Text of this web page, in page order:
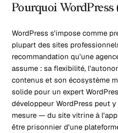
Pourquoi
WordPress s'impose comme
plupart des sites
recommandation qu'une
assume : sa flexibilité,
contenus et son écosystème
solide pour un expert
développeur WordPress peut
mesure — du site vitrine à
être prisonnier d'une